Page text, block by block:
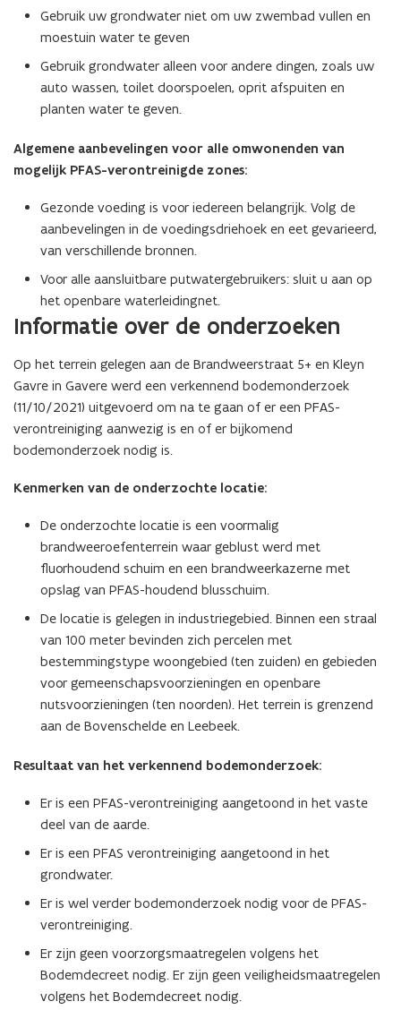
Gebruik uw grondwater niet om uw zwembad vullen en
moestuin water te geven
Gebruik grondwater alleen voor andere dingen, zoals uw
auto wassen, toilet doorspoelen, oprit afspuiten en
planten water te geven.
Algemene aanbevelingen voor alle omwonenden van
mogelijk PFAS-verontreinigde zones:
Gezonde voeding is voor iedereen belangrijk. Volg de
aanbevelingen in de voedingsdriehoek en eet gevarieerd,
van verschillende bronnen.
Voor alle aansluitbare putwatergebruikers: sluit u aan op
het openbare waterleidingnet.
Informatie over de onderzoeken
Op het terrein gelegen aan de Brandweerstraat 5+ en Kleyn
Gavre in Gavere werd een verkennend bodemonderzoek
(11/10/2021) uitgevoerd om na te gaan of er een PFAS-
verontreiniging aanwezig is en of er bijkomend
bodemonderzoek nodig is.
Kenmerken van de onderzochte locatie:
De onderzochte locatie is een voormalig
brandweeroefenterrein waar geblust werd met
fluorhoudend schuim en een brandweerkazerne met
opslag van PFAS-houdend blusschuim.
De locatie is gelegen in industriegebied. Binnen een straal
van 100 meter bevinden zich percelen met
bestemmingstype woongebied (ten zuiden) en gebieden
voor gemeenschapsvoorzieningen en openbare
nutsvoorzieningen (ten noorden). Het terrein is grenzend
aan de Bovenschelde en Leebeek.
Resultaat van het verkennend bodemonderzoek:
Er is een PFAS-verontreiniging aangetoond in het vaste
deel van de aarde.
Er is een PFAS verontreiniging aangetoond in het
grondwater.
Er is wel verder bodemonderzoek nodig voor de PFAS-
verontreiniging.
Er zijn geen voorzorgsmaatregelen volgens het
Bodemdecreet nodig. Er zijn geen veiligheidsmaatregelen
volgens het Bodemdecreet nodig.